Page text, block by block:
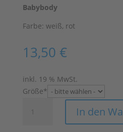
Babybody
Farbe: weiß, rot
13,50 €
inkl. 19 % MwSt.
Größe*(required)
In den